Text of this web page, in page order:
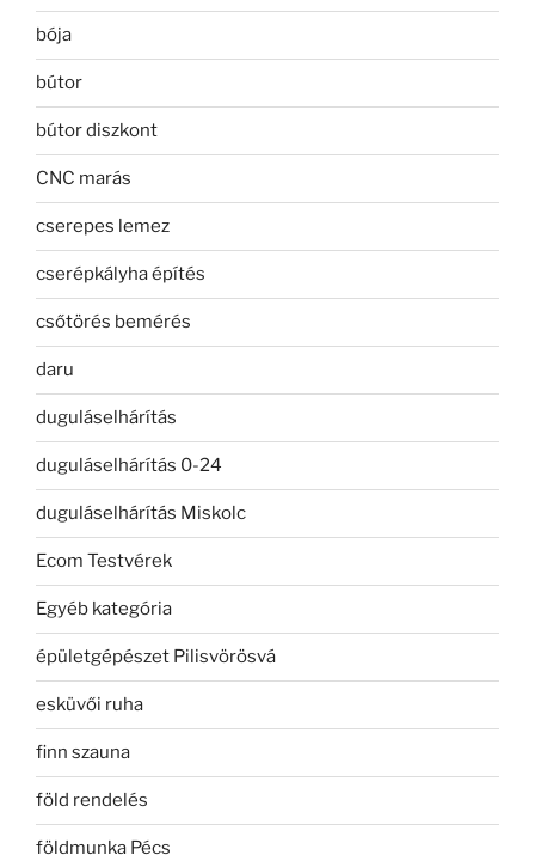
bója
bútor
bútor diszkont
CNC marás
cserepes lemez
cserépkályha építés
csőtörés bemérés
daru
duguláselhárítás
duguláselhárítás 0-24
duguláselhárítás Miskolc
Ecom Testvérek
Egyéb kategória
épületgépészet Pilisvörösvá
esküvői ruha
finn szauna
föld rendelés
földmunka Pécs